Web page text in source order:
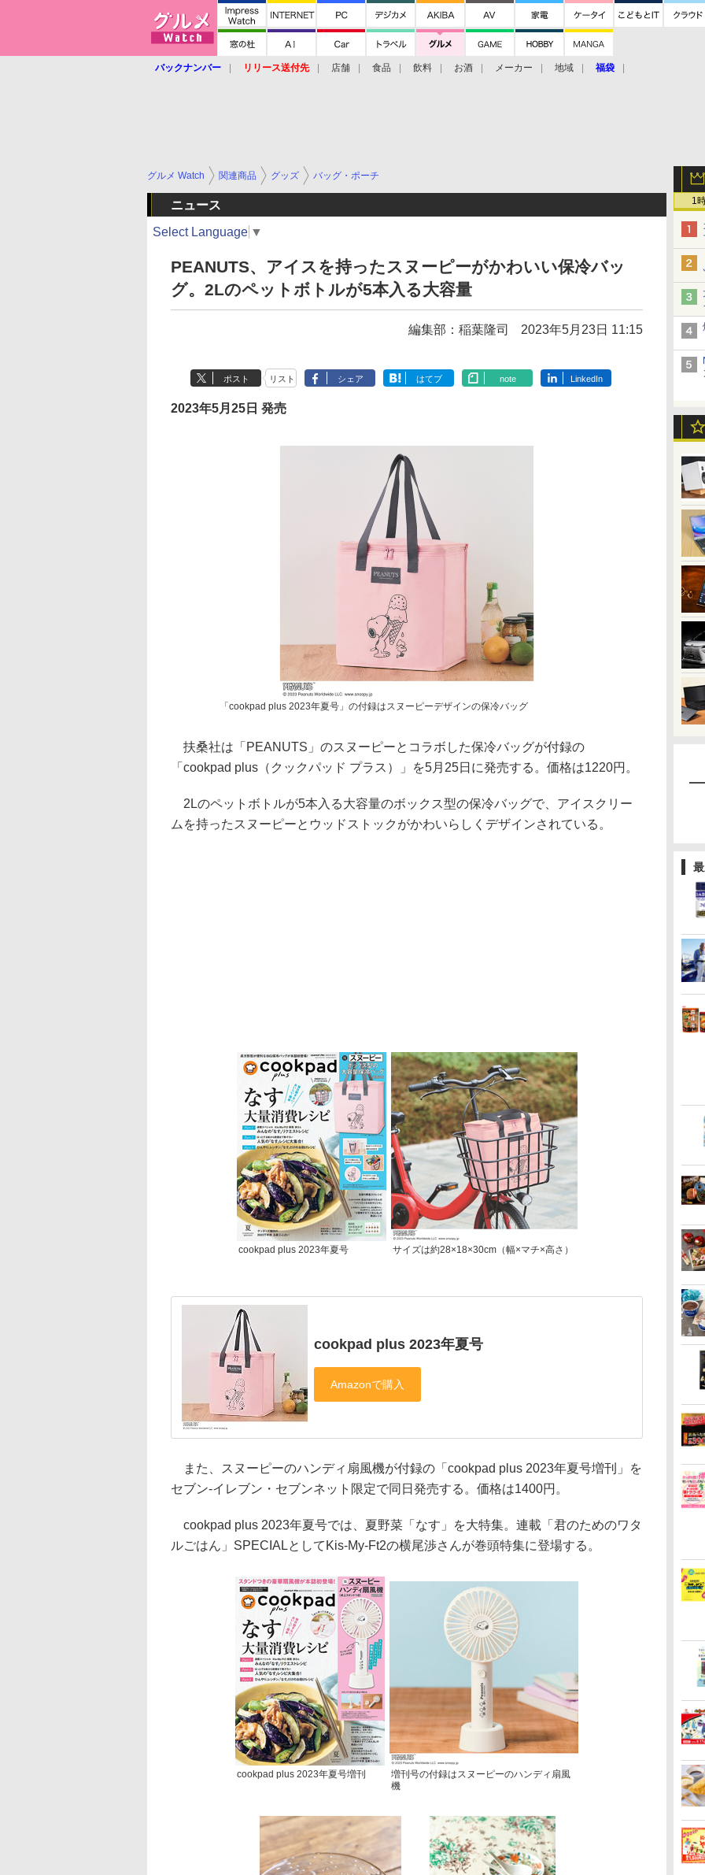
バックナンバー リリース送付先 店舗 食品 飲料 お酒 メーカー 地域 福袋
1
グルメ Watch 関連商品 グッズ バッグ・ポーチ
ニュース
Select Language ▼
PEANUTS、アイスを持ったスヌーピーがかわいい保冷バッ
グ。2Lのペットボトルが5本入る大容量
編集部：稲葉隆司 2023年5月23日 11:15
ポスト リスト シェア はてブ note LinkedIn
2023年5月25日 発売
「cookpad plus 2023年夏号」の付録はスヌーピーデザインの保冷バッグ
扶桑社は「PEANUTS」のスヌーピーとコラボした保冷バッグが付録の
「cookpad plus（クックパッド プラス）」を5月25日に発売する。価格は1220円。
2Lのペットボトルが5本入る大容量のボックス型の保冷バッグで、アイスクリー
ムを持ったスヌーピーとウッドストックがかわいらしくデザインされている。
cookpad plus 2023年夏号 サイズは約28×18×30cm（幅×マチ×高さ）
cookpad plus 2023年夏号
また、スヌーピーのハンディ扇風機が付録の「cookpad plus 2023年夏号増刊」を
セブン‐イレブン・セブンネット限定で同日発売する。価格は1400円。
cookpad plus 2023年夏号では、夏野菜「なす」を大特集。連載「君のためのワタ
ルごはん」SPECIALとしてKis-My-Ft2の横尾渉さんが巻頭特集に登場する。
cookpad plus 2023年夏号増刊
増刊号の付録はスヌーピーのハンディ扇風
機